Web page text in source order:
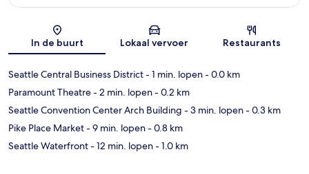
Kaart
In de buurt Lokaal vervoer Restaurants
Seattle Central Business District- 1 min. lopen- 0.0 km
Paramount Theatre- 2 min. lopen- 0.2 km
Seattle Convention Center Arch Building - 3 min. lopen- 0.3 km
Pike Place Market- 9 min. lopen- 0.8 km
Seattle Waterfront- 12 min. lopen- 1.0 km